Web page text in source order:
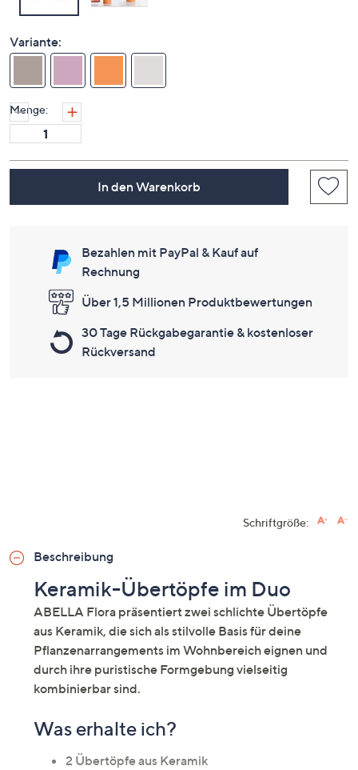
Variante:
Menge:
In den Warenkorb
Bezahlen mit PayPal & Kauf auf
Rechnung
Über 1,5 Millionen Produktbewertungen
30 Tage Rückgabegarantie & kostenloser
Rückversand
Schriftgröße:
Beschreibung
Keramik-Übertöpfe im Duo
ABELLA Flora präsentiert zwei schlichte Übertöpfe
aus Keramik, die sich als stilvolle Basis für deine
Pflanzenarrangements im Wohnbereich eignen und
durch ihre puristische Formgebung vielseitig
kombinierbar sind.
Was erhalte ich?
2 Übertöpfe aus Keramik